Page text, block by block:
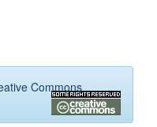
Commons